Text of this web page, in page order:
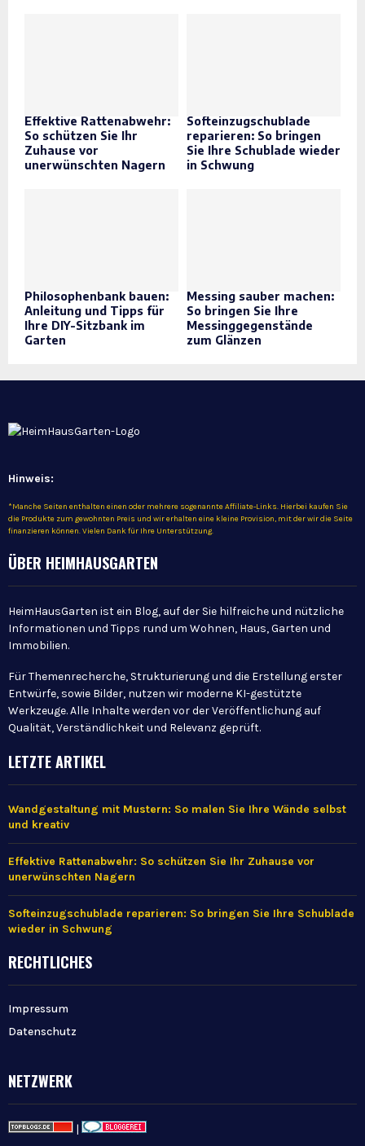
Effektive Rattenabwehr:
So schützen Sie Ihr
Zuhause vor
unerwünschten Nagern
Softeinzugschublade
reparieren: So bringen
Sie Ihre Schublade wieder
in Schwung
Philosophenbank bauen:
Anleitung und Tipps für
Ihre DIY-Sitzbank im
Garten
Messing sauber machen:
So bringen Sie Ihre
Messinggegenstände
zum Glänzen
Hinweis:
*Manche Seiten enthalten einen oder mehrere sogenannte Affiliate-Links. Hierbei kaufen Sie
die Produkte zum gewohnten Preis und wir erhalten eine kleine Provision, mit der wir die Seite
finanzieren können. Vielen Dank für Ihre Unterstützung.
ÜBER HEIMHAUSGARTEN
HeimHausGarten ist ein Blog, auf der Sie hilfreiche und nützliche
Informationen und Tipps rund um Wohnen, Haus, Garten und
Immobilien.
Für Themenrecherche, Strukturierung und die Erstellung erster
Entwürfe, sowie Bilder, nutzen wir moderne KI-gestützte
Werkzeuge. Alle Inhalte werden vor der Veröffentlichung auf
Qualität, Verständlichkeit und Relevanz geprüft.
LETZTE ARTIKEL
Wandgestaltung mit Mustern: So malen Sie Ihre Wände selbst
und kreativ
Effektive Rattenabwehr: So schützen Sie Ihr Zuhause vor
unerwünschten Nagern
Softeinzugschublade reparieren: So bringen Sie Ihre Schublade
wieder in Schwung
RECHTLICHES
Impressum
Datenschutz
NETZWERK
|